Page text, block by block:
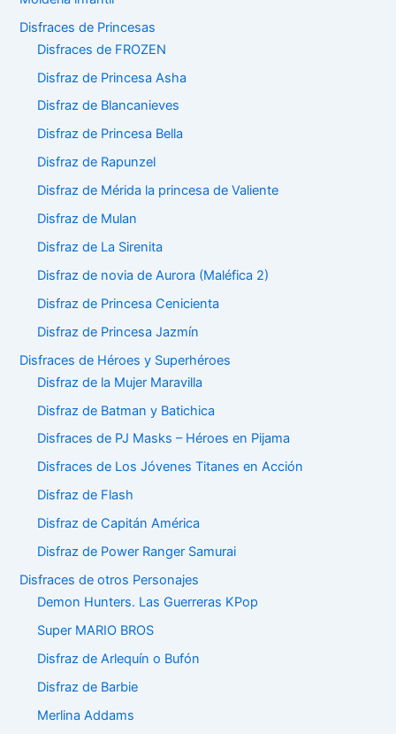
Disfraces de Princesas
Disfraces de FROZEN
Disfraz de Princesa Asha
Disfraz de Blancanieves
Disfraz de Princesa Bella
Disfraz de Rapunzel
Disfraz de Mérida la princesa de Valiente
Disfraz de Mulan
Disfraz de La Sirenita
Disfraz de novia de Aurora (Maléfica 2)
Disfraz de Princesa Cenicienta
Disfraz de Princesa Jazmín
Disfraces de Héroes y Superhéroes
Disfraz de la Mujer Maravilla
Disfraz de Batman y Batichica
Disfraces de PJ Masks – Héroes en Pijama
Disfraces de Los Jóvenes Titanes en Acción
Disfraz de Flash
Disfraz de Capitán América
Disfraz de Power Ranger Samurai
Disfraces de otros Personajes
Demon Hunters. Las Guerreras KPop
Super MARIO BROS
Disfraz de Arlequín o Bufón
Disfraz de Barbie
Merlina Addams